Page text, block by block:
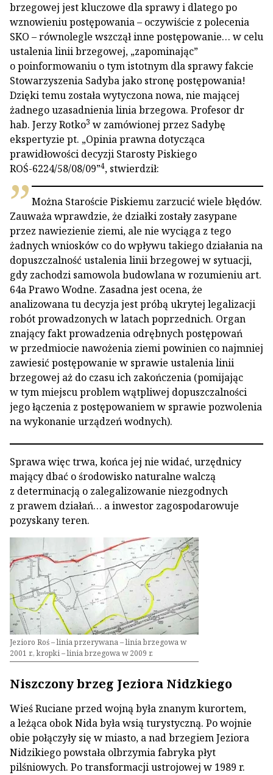
brzegowej jest kluczowe dla sprawy i dlatego po
wznowieniu postępowania – oczywiście z polecenia
SKO – równolegle wszczął inne postępowanie… w celu
ustalenia linii brzegowej, „zapominając”
o poinformowaniu o tym istotnym dla sprawy fakcie
Stowarzyszenia Sadyba jako stronę postępowania!
Dzięki temu została wytyczona nowa, nie mającej
żadnego uzasadnienia linia brzegowa. Profesor dr
hab. Jerzy Rotko3 w zamówionej przez Sadybę
ekspertyzie pt. „Opinia prawna dotycząca
prawidłowości decyzji Starosty Piskiego
ROŚ-6224/58/08/09”4, stwierdził:
Można Staroście Piskiemu zarzucić wiele błędów.
Zauważa wprawdzie, że działki zostały zasypane
przez nawiezienie ziemi, ale nie wyciąga z tego
żadnych wniosków co do wpływu takiego działania na
dopuszczalność ustalenia linii brzegowej w sytuacji,
gdy zachodzi samowola budowlana w rozumieniu art.
64a Prawo Wodne. Zasadna jest ocena, że
analizowana tu decyzja jest próbą ukrytej legalizacji
robót prowadzonych w latach poprzednich. Organ
znający fakt prowadzenia odrębnych postępowań
w przedmiocie nawożenia ziemi powinien co najmniej
zawiesić postępowanie w sprawie ustalenia linii
brzegowej aż do czasu ich zakończenia (pomijając
w tym miejscu problem wątpliwej dopuszczalności
jego łączenia z postępowaniem w sprawie pozwolenia
na wykonanie urządzeń wodnych).
Sprawa więc trwa, końca jej nie widać, urzędnicy
mający dbać o środowisko naturalne walczą
z determinacją o zalegalizowanie niezgodnych
z prawem działań… a inwestor zagospodarowuje
pozyskany teren.
Jezioro Roś – linia przerywana – linia brzegowa w
2001 r., kropki – linia brzegowa w 2009 r.
Niszczony brzeg Jeziora Nidzkiego
Wieś Ruciane przed wojną była znanym kurortem,
a leżąca obok Nida była wsią turystyczną. Po wojnie
obie połączyły się w miasto, a nad brzegiem Jeziora
Nidzikiego powstała olbrzymia fabryka płyt
pilśniowych. Po transformacji ustrojowej w 1989 r.